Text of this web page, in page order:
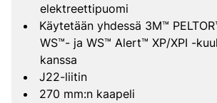
elektreettipuomi
Käytetään yhdessä 3M™
WS™- ja WS™ Alert™ XP/XPI -
kanssa
J22-liitin
270 mm:n kaapeli